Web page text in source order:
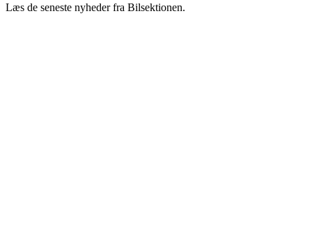
Læs de seneste nyheder fra Bilsektionen.